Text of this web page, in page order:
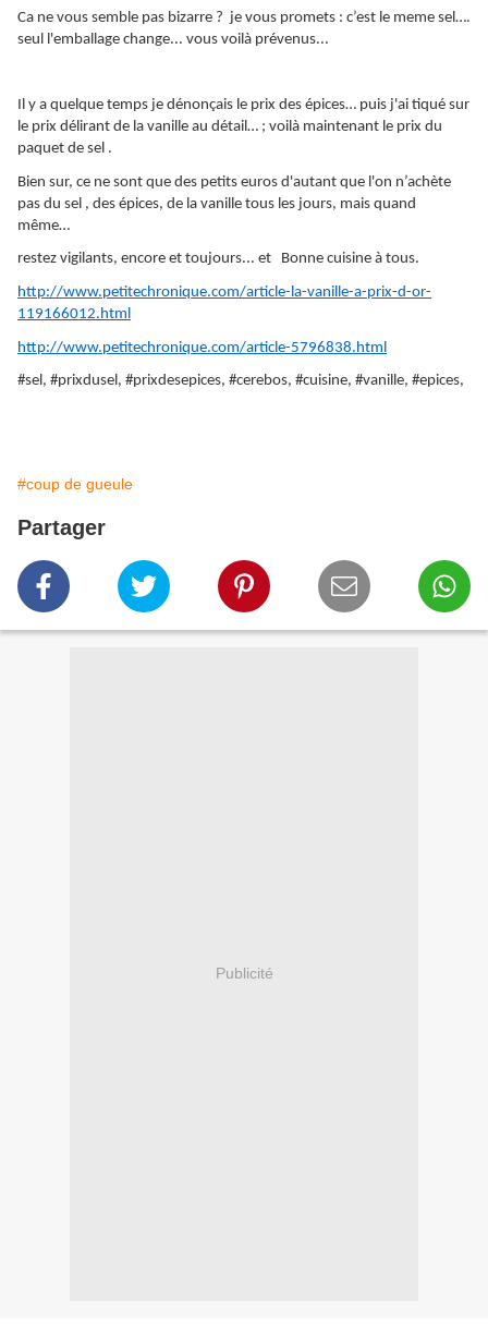
Ca ne vous semble pas bizarre ? je vous promets : c’est le meme sel….
seul l'emballage change... vous voilà prévenus...
Il y a quelque temps je dénonçais le prix des épices… puis j'ai tiqué sur
le prix délirant de la vanille au détail… ; voilà maintenant le prix du
paquet de sel .
Bien sur, ce ne sont que des petits euros d'autant que l'on n’achète
pas du sel , des épices, de la vanille tous les jours, mais quand
même…
restez vigilants, encore et toujours... et Bonne cuisine à tous.
http://www.petitechronique.com/article-la-vanille-a-prix-d-or-
119166012.html
http://www.petitechronique.com/article-5796838.html
#sel, #prixdusel, #prixdesepices, #cerebos, #cuisine, #vanille, #epices,
#coup de gueule
Partager
Publicité